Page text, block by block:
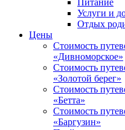
Питание
Услуги и
Отдых
Цены
Стоимость
«Дивноморское»
Стоимость
«Золотой берег»
Стоимость
«Бетта»
Стоимость
«Баргузин»